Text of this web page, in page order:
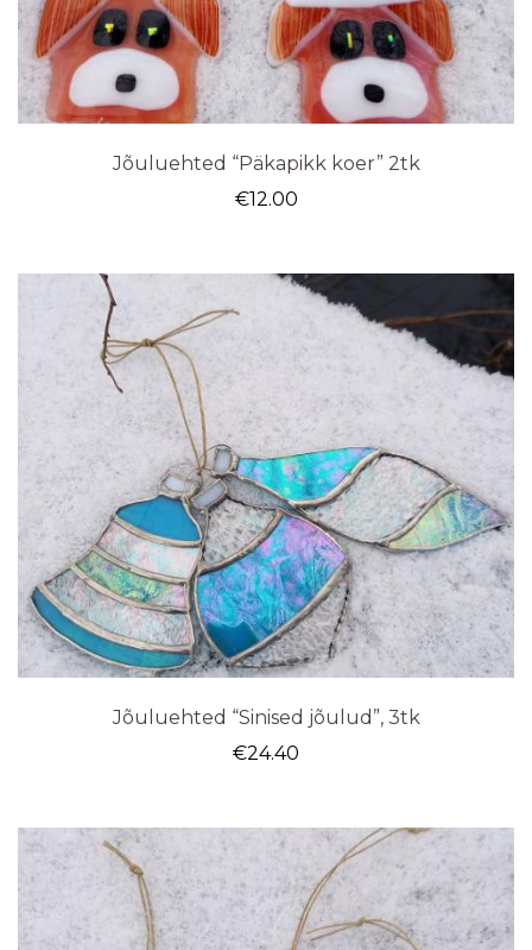
Jõuluehted “Päkapikk koer” 2tk
€12.00
Jõuluehted “Sinised jõulud”, 3tk
€24.40